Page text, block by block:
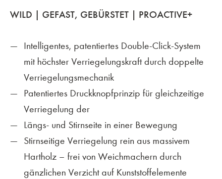
WILD | GEFAST, GEBÜRSTET | PROACTIVE+
Intelligentes, patentiertes Double-Click-System
mit höchster Verriegelungskraft durch doppelte
Verriegelungsmechanik
Patentiertes Druckknopfprinzip für gleichzeitige
Verriegelung der
Längs- und Stirnseite in einer Bewegung
Stirnseitige Verriegelung rein aus massivem
Hartholz – frei von Weichmachern durch
gänzlichen Verzicht auf Kunststoffelemente